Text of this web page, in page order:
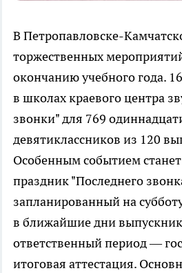
В Петропавловске-
торжественных
окончанию учебного года.
в школах краевого центра
звонки" для 769
девятиклассников из 120
Особенным событием
праздник "Последнего
запланированный на
в ближайшие дни
ответственный период —
итоговая аттестация.